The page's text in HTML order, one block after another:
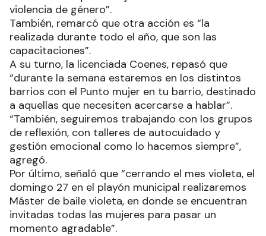
violencia de género”.
También, remarcó que otra acción es “la
realizada durante todo el año, que son las
capacitaciones”.
A su turno, la licenciada Coenes, repasó que
“durante la semana estaremos en los distintos
barrios con el Punto mujer en tu barrio, destinado
a aquellas que necesiten acercarse a hablar”.
“También, seguiremos trabajando con los grupos
de reflexión, con talleres de autocuidado y
gestión emocional como lo hacemos siempre”,
agregó.
Por último, señaló que “cerrando el mes violeta, el
domingo 27 en el playón municipal realizaremos
Máster de baile violeta, en donde se encuentran
invitadas todas las mujeres para pasar un
momento agradable”.